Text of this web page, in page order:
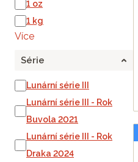
1 oz
1 kg
Více
Série
Lunární série III
Lunární série III - Rok
Buvola 2021
Lunární série III - Rok
Draka 2024